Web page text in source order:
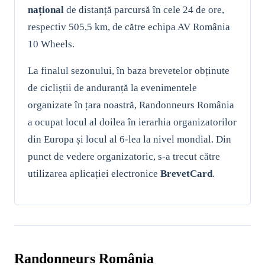
național de distanță parcursă în cele 24 de ore,
respectiv 505,5 km, de către echipa AV România
10 Wheels.
La finalul sezonului, în baza brevetelor obținute
de cicliștii de anduranță la evenimentele
organizate în țara noastră, Randonneurs România
a ocupat locul al doilea în ierarhia organizatorilor
din Europa și locul al 6-lea la nivel mondial. Din
punct de vedere organizatoric, s-a trecut către
utilizarea aplicației electronice BrevetCard.
Randonneurs România